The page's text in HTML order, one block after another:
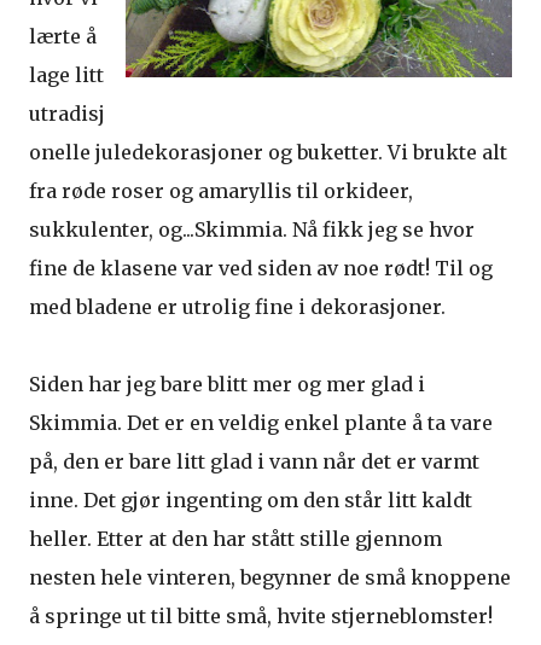
lærte å
lage litt
utradisj
onelle juledekorasjoner og buketter. Vi brukte alt
fra røde roser og amaryllis til orkideer,
sukkulenter, og...Skimmia. Nå fikk jeg se hvor
fine de klasene var ved siden av noe rødt! Til og
med bladene er utrolig fine i dekorasjoner.
Siden har jeg bare blitt mer og mer glad i
Skimmia. Det er en veldig enkel plante å ta vare
på, den er bare litt glad i vann når det er varmt
inne. Det gjør ingenting om den står litt kaldt
heller. Etter at den har stått stille gjennom
nesten hele vinteren, begynner de små knoppene
å springe ut til bitte små, hvite stjerneblomster!